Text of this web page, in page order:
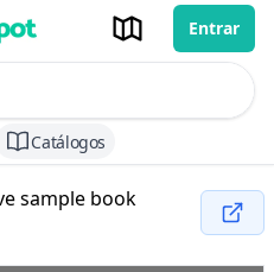
Entrar
Catálogos
sample book